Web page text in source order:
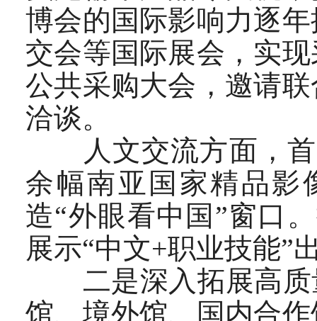
博会的国际影响力逐
交会等国际展会，实
公共采购大会，邀请
洽谈。
人文交流方面，首
余幅南亚国家精品影
造“外眼看中国”窗口
展示“中文+职业技能”
二是深入拓展高质
馆、境外馆、国内合